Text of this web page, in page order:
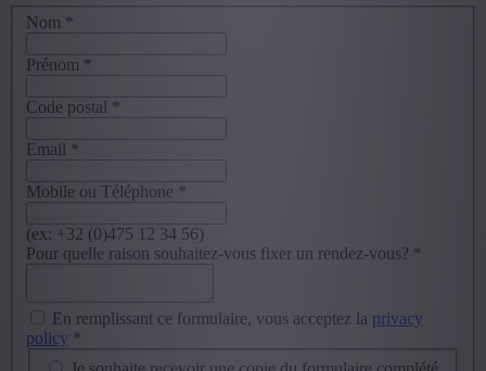
Nom *
Prénom *
Code postal *
Email *
Mobile ou Téléphone *
(ex: +32 (0)475 12 34 56)
Pour quelle raison souhaitez-vous fixer un rendez-vous? *
En remplissant ce formulaire, vous acceptez la privacy
policy *